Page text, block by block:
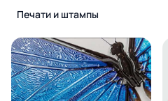
Печати и штампы